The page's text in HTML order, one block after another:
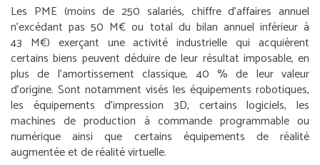
Les PME (moins de 250 salariés, chiffre d’affaires annuel
n’excédant pas 50 M€ ou total du bilan annuel inférieur à
43 M€) exerçant une activité industrielle qui acquièrent
certains biens peuvent déduire de leur résultat imposable, en
plus de l’amortissement classique, 40 % de leur valeur
d’origine. Sont notamment visés les équipements robotiques,
les équipements d’impression 3D, certains logiciels, les
machines de production à commande programmable ou
numérique ainsi que certains équipements de réalité
augmentée et de réalité virtuelle.